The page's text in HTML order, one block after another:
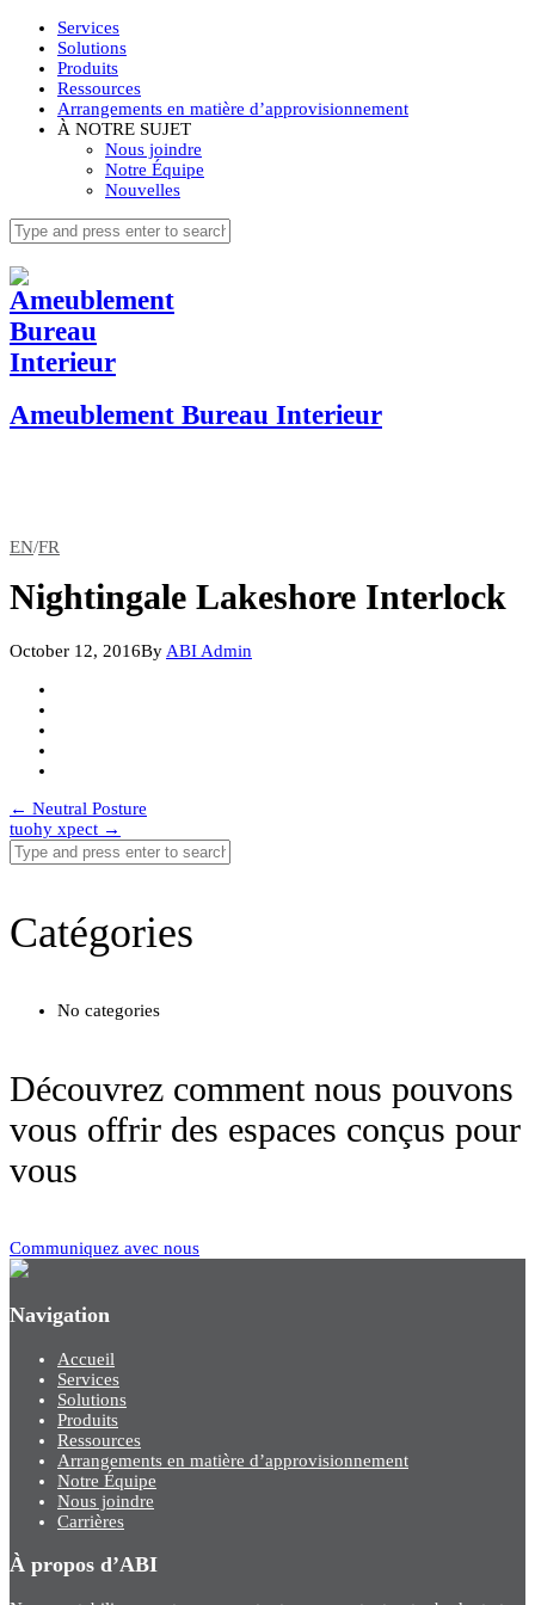
Services
Solutions
Produits
Ressources
Arrangements en matière d’approvisionnement
À NOTRE SUJET
Nous joindre
Notre Équipe
Nouvelles
Ameublement Bureau Interieur
EN/FR
Nightingale Lakeshore Interlock
October 12, 2016By ABI Admin
Post
navigation
← Neutral Posture
tuohy xpect →
Catégories
No categories
Découvrez comment nous pouvons
vous offrir des espaces conçus pour
vous
Communiquez avec nous
Navigation
Accueil
Services
Solutions
Produits
Ressources
Arrangements en matière d’approvisionnement
Notre Équipe
Nous joindre
Carrières
À propos d’ABI